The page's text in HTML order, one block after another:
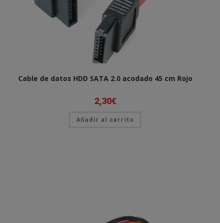
Cable de datos HDD SATA 2.0 acodado 45 cm Rojo
2,30€
Añadir al carrito